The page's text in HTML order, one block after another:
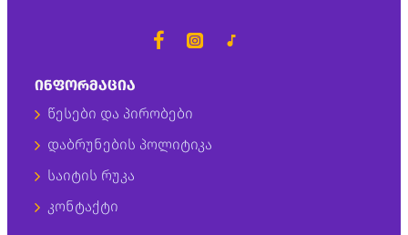
ᲘᲜᲤᲝᲠᲛᲐᲪᲘᲐ
წესები და პირობები
დაბრუნების პოლიტიკა
საიტის რუკა
კონტაქტი